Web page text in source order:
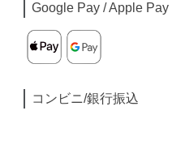
Google Pay / Apple Pay
コンビニ/銀行振込